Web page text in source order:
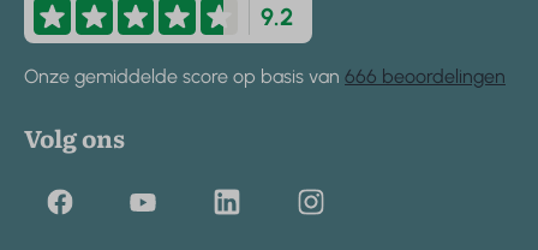
9.2
Onze gemiddelde score op basis van 666 beoordelingen
Volg ons